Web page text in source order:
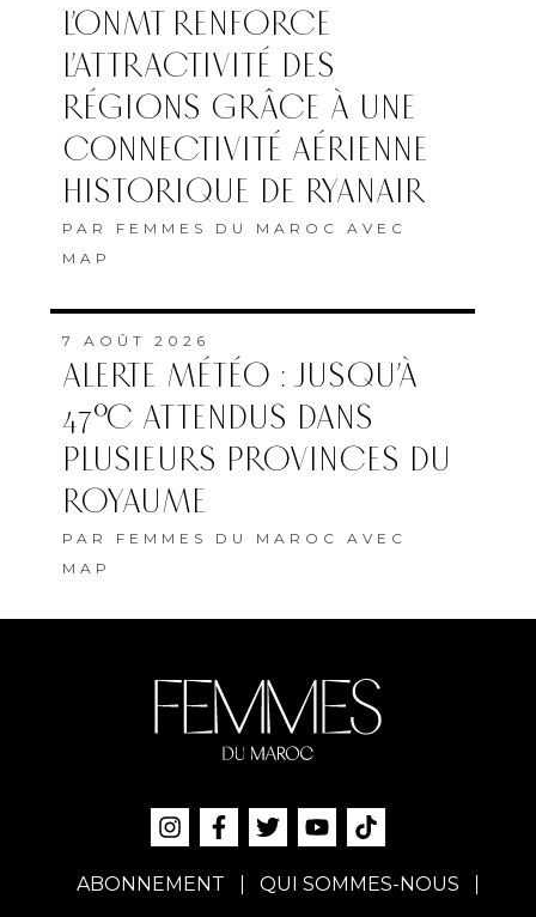
L’ONMT RENFORCE
L’ATTRACTIVITÉ DES
RÉGIONS GRÂCE À UNE
CONNECTIVITÉ AÉRIENNE
HISTORIQUE DE RYANAIR
PAR FEMMES DU MAROC AVEC
MAP
7 AOÛT 2026
ALERTE MÉTÉO : JUSQU’À
47°C ATTENDUS DANS
PLUSIEURS PROVINCES DU
ROYAUME
PAR FEMMES DU MAROC AVEC
MAP
ABONNEMENT QUI SOMMES-NOUS